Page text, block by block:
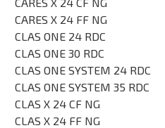
CARES X 24 FF NG
CLAS ONE 24 RDC
CLAS ONE 30 RDC
CLAS ONE SYSTEM 24 RDC
CLAS ONE SYSTEM 35 RDC
CLAS X 24 CF NG
CLAS X 24 FF NG